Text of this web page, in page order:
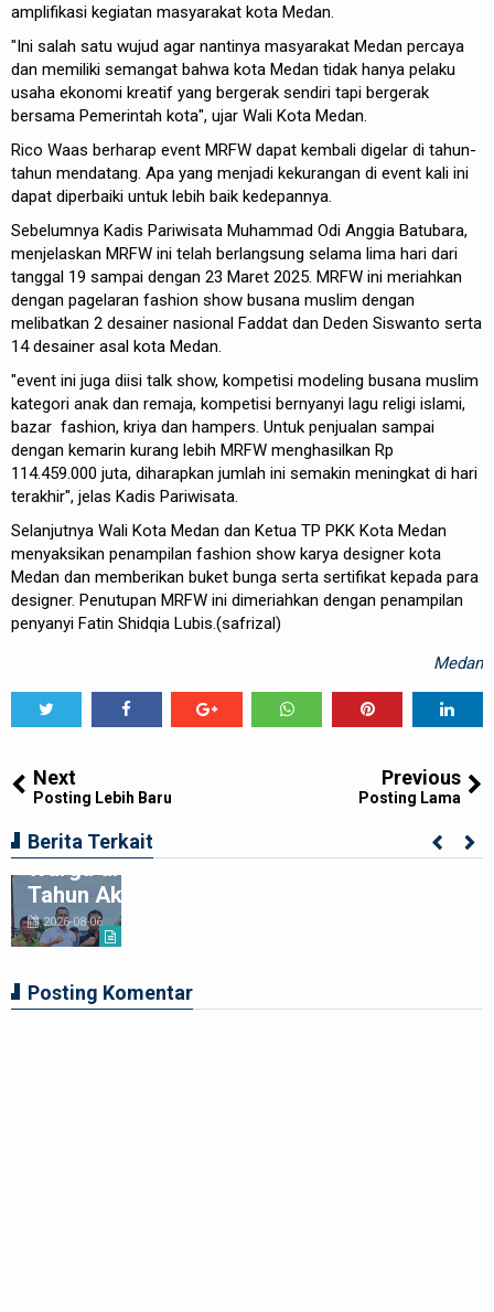
amplifikasi kegiatan masyarakat kota Medan.
"Ini salah satu wujud agar nantinya masyarakat Medan percaya
dan memiliki semangat bahwa kota Medan tidak hanya pelaku
usaha ekonomi kreatif yang bergerak sendiri tapi bergerak
bersama Pemerintah kota", ujar Wali Kota Medan.
Rico Waas berharap event MRFW dapat kembali digelar di tahun-
tahun mendatang. Apa yang menjadi kekurangan di event kali ini
dapat diperbaiki untuk lebih baik kedepannya.
Sebelumnya Kadis Pariwisata Muhammad Odi Anggia Batubara,
menjelaskan MRFW ini telah berlangsung selama lima hari dari
tanggal 19 sampai dengan 23 Maret 2025. MRFW ini meriahkan
dengan pagelaran fashion show busana muslim dengan
melibatkan 2 desainer nasional Faddat dan Deden Siswanto serta
14 desainer asal kota Medan.
"event ini juga diisi talk show, kompetisi modeling busana muslim
kategori anak dan remaja, kompetisi bernyanyi lagu religi islami,
bazar fashion, kriya dan hampers. Untuk penjualan sampai
dengan kemarin kurang lebih MRFW menghasilkan Rp
114.459.000 juta, diharapkan jumlah ini semakin meningkat di hari
terakhir", jelas Kadis Pariwisata.
Selanjutnya Wali Kota Medan dan Ketua TP PKK Kota Medan
menyaksikan penampilan fashion show karya designer kota
Medan dan memberikan buket bunga serta sertifikat kepada para
designer. Penutupan MRFW ini dimeriahkan dengan penampilan
penyanyi Fatin Shidqia Lubis.(safrizal)
Medan
Next
Posting Lebih Baru
Previous
Posting Lama
Berita Terkait
Kolaborasi Apik Gubsu-DPRD Sumut-
Warga di Nias Utara: Jalan Rusak Puluhan
Tahun Akhirnya Diperbaiki
2026-08-06
Posting Komentar